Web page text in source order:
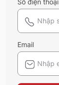
Số điện thoại
Email